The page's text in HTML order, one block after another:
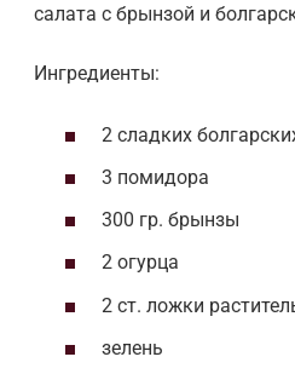
салата с брынзой и
Ингредиенты:
2 сладких
3 помидора
300 гр. брынзы
2 огурца
2 ст. ложки
зелень